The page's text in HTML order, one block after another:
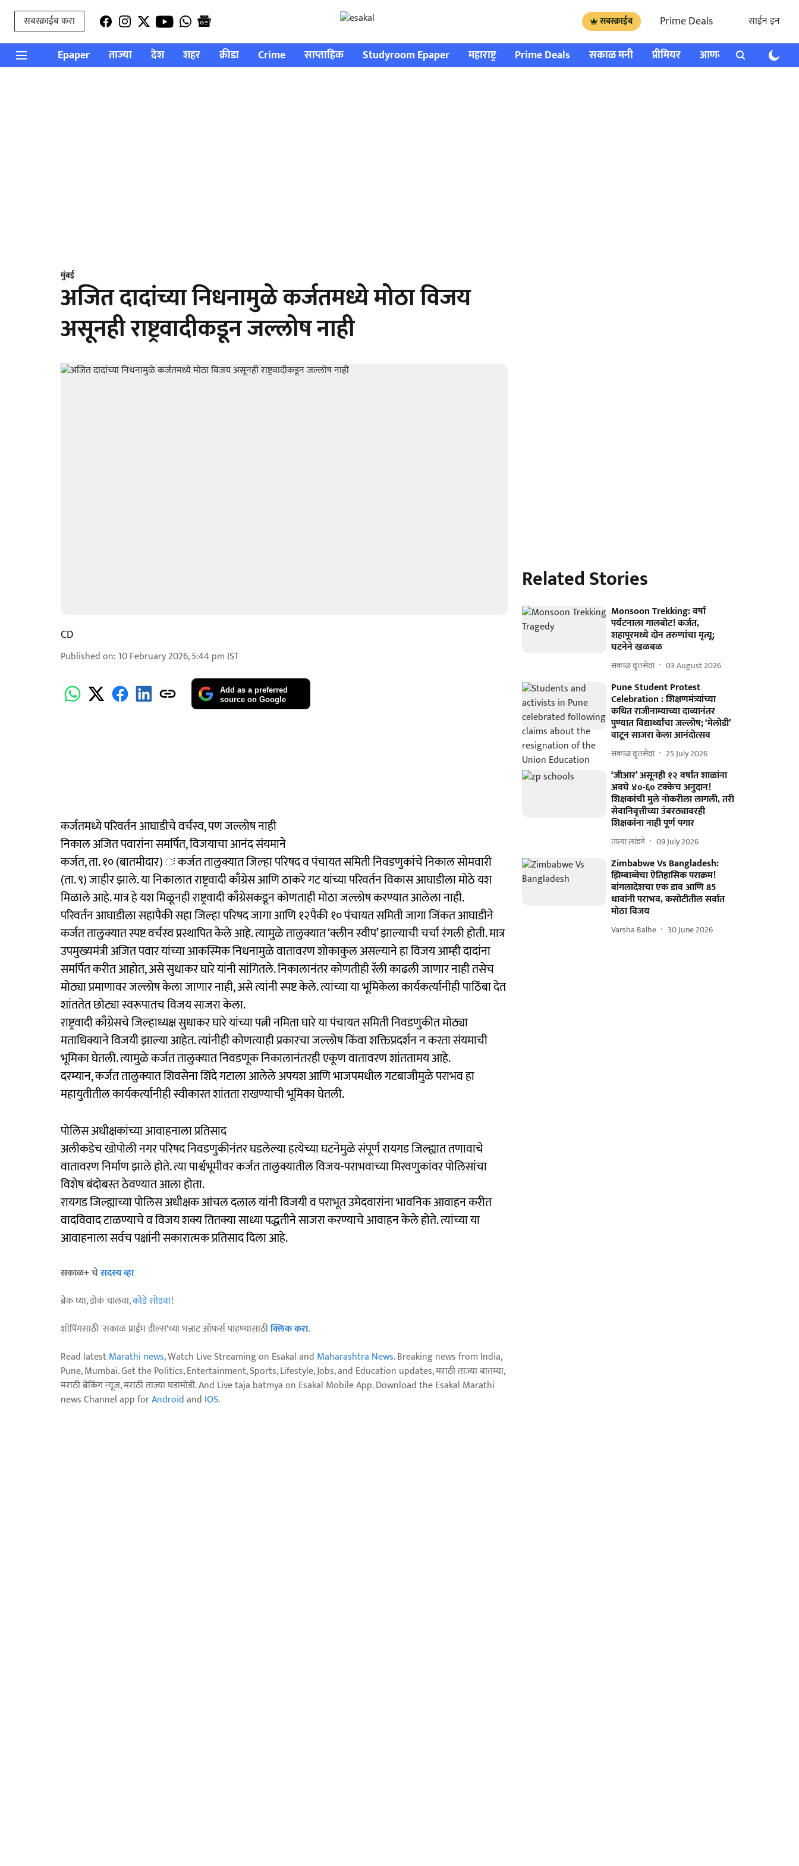
सबस्क्राईब करा सबस्क्राईब Prime Deals साईन इन
Epaper ताज्या देश शहर क्रीडा Crime साप्ताहिक Studyroom Epaper महाराष्ट्र Prime Deals सकाळ मनी प्रीमियर आणखी राशी भविष्य
मुंबई
अजित दादांच्या निधनामुळे कर्जतमध्ये मोठा विजय
असूनही राष्ट्रवादीकडून जल्लोष नाही
CD
Published on: 10 February 2026, 5:44 pm IST
Add as a preferred
source on Google
कर्जतमध्ये परिवर्तन आघाडीचे वर्चस्व, पण जल्लोष नाही
निकाल अजित पवारांना समर्पित, विजयाचा आनंद संयमाने
कर्जत, ता. १० (बातमीदार) ः कर्जत तालुक्यात जिल्हा परिषद व पंचायत समिती निवडणुकांचे निकाल सोमवारी
(ता. ९) जाहीर झाले. या निकालात राष्ट्रवादी काँग्रेस आणि ठाकरे गट यांच्या परिवर्तन विकास आघाडीला मोठे यश
मिळाले आहे. मात्र हे यश मिळूनही राष्ट्रवादी काँग्रेसकडून कोणताही मोठा जल्लोष करण्यात आलेला नाही.
परिवर्तन आघाडीला सहापैकी सहा जिल्हा परिषद जागा आणि १२पैकी १० पंचायत समिती जागा जिंकत आघाडीने
कर्जत तालुक्यात स्पष्ट वर्चस्व प्रस्थापित केले आहे. त्यामुळे तालुक्यात ‘क्लीन स्वीप’ झाल्याची चर्चा रंगली होती. मात्र
उपमुख्यमंत्री अजित पवार यांच्या आकस्मिक निधनामुळे वातावरण शोकाकुल असल्याने हा विजय आम्ही दादांना
समर्पित करीत आहोत, असे सुधाकर घारे यांनी सांगितले. निकालानंतर कोणतीही रॅली काढली जाणार नाही तसेच
मोठ्या प्रमाणावर जल्लोष केला जाणार नाही, असे त्यांनी स्पष्ट केले. त्यांच्या या भूमिकेला कार्यकर्त्यांनीही पाठिंबा देत
शांततेत छोट्या स्वरूपातच विजय साजरा केला.
राष्ट्रवादी काँग्रेसचे जिल्हाध्यक्ष सुधाकर घारे यांच्या पत्नी नमिता घारे या पंचायत समिती निवडणुकीत मोठ्या
मताधिक्याने विजयी झाल्या आहेत. त्यांनीही कोणत्याही प्रकारचा जल्लोष किंवा शक्तिप्रदर्शन न करता संयमाची
भूमिका घेतली. त्यामुळे कर्जत तालुक्यात निवडणूक निकालानंतरही एकूण वातावरण शांततामय आहे.
दरम्यान, कर्जत तालुक्यात शिवसेना शिंदे गटाला आलेले अपयश आणि भाजपमधील गटबाजीमुळे पराभव हा
महायुतीतील कार्यकर्त्यांनीही स्वीकारत शांतता राखण्याची भूमिका घेतली.
पोलिस अधीक्षकांच्या आवाहनाला प्रतिसाद
अलीकडेच खोपोली नगर परिषद निवडणुकीनंतर घडलेल्या हत्येच्या घटनेमुळे संपूर्ण रायगड जिल्ह्यात तणावाचे
वातावरण निर्माण झाले होते. त्या पार्श्वभूमीवर कर्जत तालुक्यातील विजय-पराभवाच्या मिरवणुकांवर पोलिसांचा
विशेष बंदोबस्त ठेवण्यात आला होता.
रायगड जिल्ह्याच्या पोलिस अधीक्षक आंचल दलाल यांनी विजयी व पराभूत उमेदवारांना भावनिक आवाहन करीत
वादविवाद टाळण्याचे व विजय शक्य तितक्या साध्या पद्धतीने साजरा करण्याचे आवाहन केले होते. त्यांच्या या
आवाहनाला सर्वच पक्षांनी सकारात्मक प्रतिसाद दिला आहे.
सकाळ+ चेसदस्य व्हा
ब्रेक घ्या, डोकं चालवा,कोडे सोडवा!
शॉपिंगसाठी 'सकाळ प्राईम डील्स'च्या भन्नाट ऑफर्स पाहण्यासाठीक्लिक करा.
Read latestMarathi news, Watch Live Streaming on Esakal and Maharashtra News. Breaking news from India,
Pune, Mumbai. Get the Politics, Entertainment, Sports, Lifestyle, Jobs, and Education updates, मराठी ताज्या बातम्या,
मराठी ब्रेकिंग न्यूज, मराठी ताज्या घडामोडी. And Live taja batmya on Esakal Mobile App. Download the Esakal Marathi
news Channel app forAndroidand IOS.
Related Stories
Monsoon Trekking: वर्षा
पर्यटनाला गालबोट! कर्जत,
शहापूरमध्ये दोन तरुणांचा मृत्यू;
घटनेने खळबळ
सकाळ वृत्तसेवा 03 August 2026
Pune Student Protest
Celebration : शिक्षणमंत्र्यांच्या
कथित राजीनाम्याच्या दाव्यानंतर
पुण्यात विद्यार्थ्यांचा जल्लोष; ‘मेलोडी’
वाटून साजरा केला आनंदोत्सव
सकाळ वृत्तसेवा 25 July 2026
‘जीआर’ असूनही १२ वर्षांत शाळांना
अवघे ४०-६० टक्केच अनुदान!
शिक्षकांची मुले नोकरीला लागली, तरी
सेवानिवृत्तीच्या उंबरठ्यावरही
शिक्षकांना नाही पूर्ण पगार
तात्या लांडगे 09 July 2026
Zimbabwe Vs Bangladesh:
झिम्बाब्वेचा ऐतिहासिक पराक्रम!
बांगलादेशचा एक डाव आणि 85
धावांनी पराभव, कसोटीतील सर्वात
मोठा विजय
Varsha Balhe 30 June 2026